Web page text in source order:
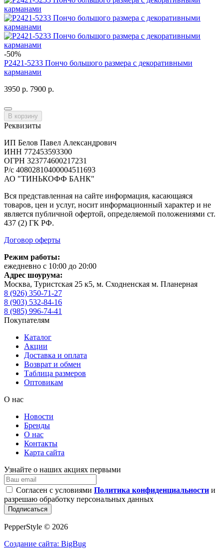
-50%
P2421-5233 Пончо большого размера с декоративными
карманами
3950 р. 7900 р.
В корзину
Реквизиты
ИП Белов Павел Александрович
ИНН 772453593300
ОГРН 323774600217231
Р/с 40802810400004511693
АО "ТИНЬКОФФ БАНК"
Вся представленная на сайте информация, касающаяся
товаров, цен и услуг, носит информационный характер и не
является публичной офертой, определяемой положениями ст.
437 (2) ГК РФ.
Договор оферты
Режим работы:
ежедневно с 10:00 до 20:00
Адрес шоурума:
Москва, Туристская 25 к5, м. Сходненская м. Планерная
8 (926) 350-71-27
8 (903) 532-84-16
8 (985) 996-74-41
Покупателям
Каталог
Акции
Доставка и оплата
Возврат и обмен
Таблица размеров
Оптовикам
О нас
Новости
Бренды
О нас
Контакты
Карта сайта
Узнайте о наших акциях первыми
Согласен с условиями Политика конфиденциальности и
разрешаю обработку персональных данных
Подписаться
PepperStyle © 2026
Создание сайта: BigBug